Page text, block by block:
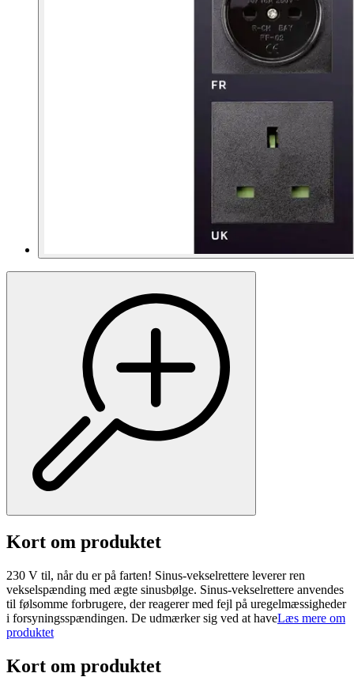
Kort om produktet
230 V til, når du er på farten! Sinus-vekselrettere leverer ren
vekselspænding med ægte sinusbølge. Sinus-vekselrettere anvendes
til følsomme forbrugere, der reagerer med fejl på uregelmæssigheder
i forsyningsspændingen. De udmærker sig ved at haveLæs mere om
produktet
Kort om produktet